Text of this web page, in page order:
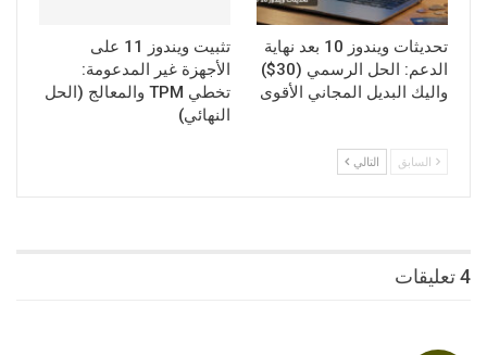
تحديثات ويندوز 10 بعد نهاية
الدعم: الحل الرسمي (30$)
واليك البديل المجاني الأقوى
تثبيت ويندوز 11 على
الأجهزة غير المدعومة:
تخطي TPM والمعالج (الحل
النهائي)
السابق التالي
4 تعليقات